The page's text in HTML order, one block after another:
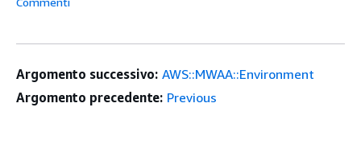
Argomento successivo: AWS::MWAA::Environment
Argomento precedente: Previous